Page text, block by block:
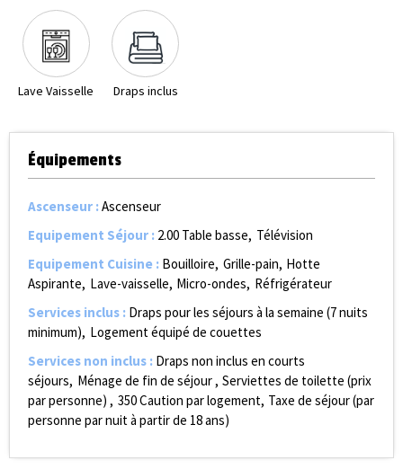
Lave Vaisselle Draps inclus
Équipements
Ascenseur :Ascenseur
Equipement Séjour : 2.00 Table basse Télévision
Equipement Cuisine : Bouilloire Grille-pain Hotte
Aspirante Lave-vaisselle Micro-ondes Réfrigérateur
Services inclus : Draps pour les séjours à la semaine (7 nuits
minimum) Logement équipé de couettes
Services non inclus : Draps non inclus en courts
séjours Ménage de fin de séjour
Serviettes de toilette (prix
par personne)
350Caution par logement Taxe de séjour (par
personne par nuit à partir de 18 ans)